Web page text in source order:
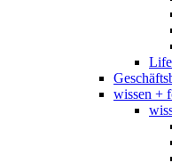
wissen +